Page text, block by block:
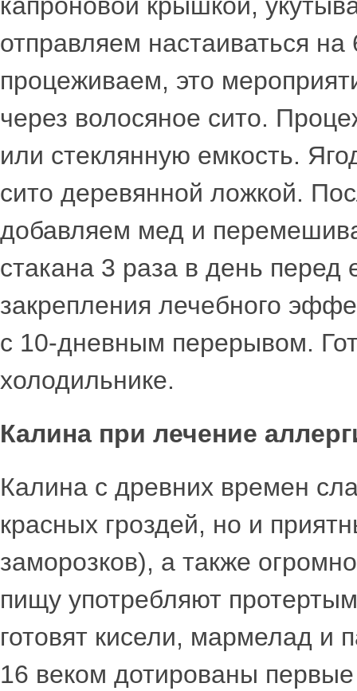
отправляем настаиваться
процеживаем, это
через волосяное сито.
или стеклянную емкость.
сито деревянной ложкой.
добавляем мед и
стакана 3 раза в день
закрепления лечебного
с 10-дневным перерывом.
холодильнике.
Калина при лечение
Калина с древних времен
красных гроздей, но и
заморозков), а также
пищу употребляют
готовят кисели, мармелад и
16 веком дотированы